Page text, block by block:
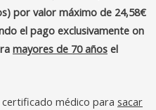
por valor máximo de 24,58€
el pago exclusivamente on
mayores de 70 años el
certificado médico para sacar